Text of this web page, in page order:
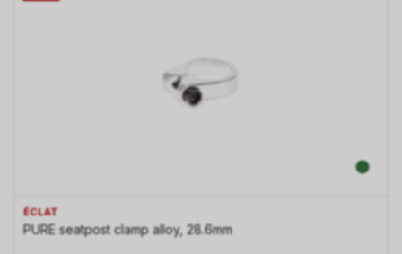
ÉCLAT
PURE seatpost clamp alloy, 28.6mm